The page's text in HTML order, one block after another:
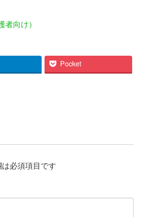
向け）
Pocket
必須項目です